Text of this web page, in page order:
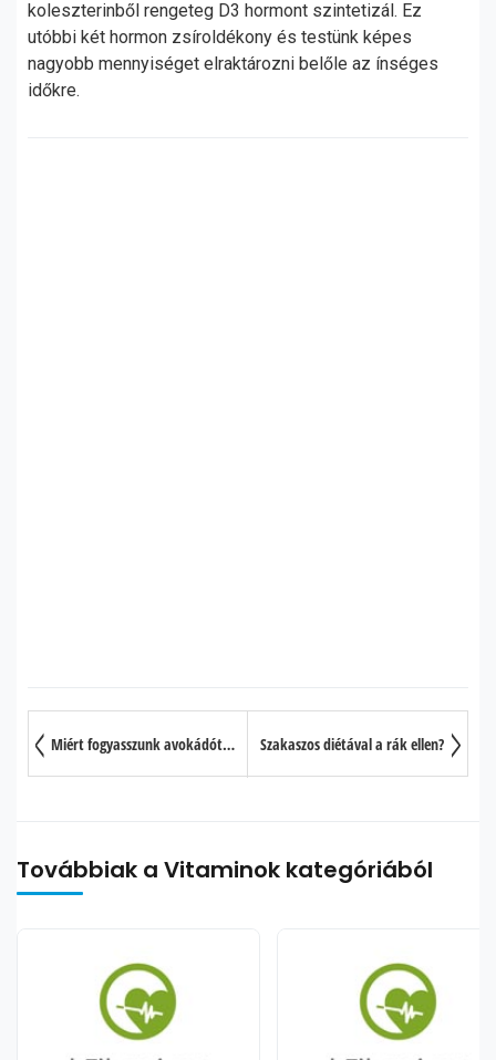
koleszterinből rengeteg D3 hormont szintetizál. Ez
utóbbi két hormon zsíroldékony és testünk képes
nagyobb mennyiséget elraktározni belőle az ínséges
időkre.
Miért fogyasszunk avokádót minden nap? Szakaszos diétával a rák ellen?
Továbbiak a Vitaminok kategóriából